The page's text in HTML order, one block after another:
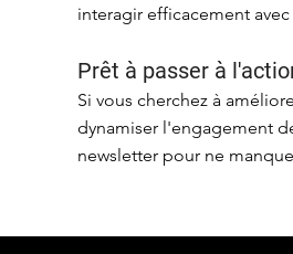
interagir efficacement
Prêt à passer à
Si vous cherchez à
dynamiser l'engagement
newsletter pour ne